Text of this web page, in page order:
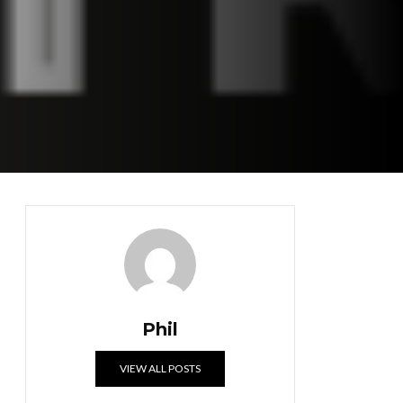
Phil
VIEW ALL POSTS